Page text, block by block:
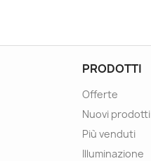
PRODOTTI
Offerte
Nuovi prodotti
Più venduti
Illuminazione